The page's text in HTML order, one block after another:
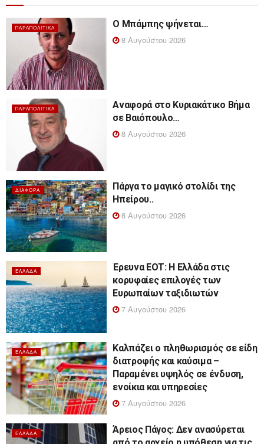
ΠΑΡΑΠΟΛΙΤΙΚΆ
Ο Μπάμπης ψήνεται…
8 Αυγούστου 2026
ΠΑΡΑΠΟΛΙΤΙΚΆ
Αναφορά στο Κυριακάτικο Βήμα
σε Βαιόπουλο…
8 Αυγούστου 2026
ΔΙΆΦΟΡΑ
Πάργα το μαγικό στολίδι της
Ηπείρου..
8 Αυγούστου 2026
ΕΛΛΆΔΑ
Έρευνα ΕΟΤ: Η Ελλάδα στις
κορυφαίες επιλογές των
Ευρωπαίων ταξιδιωτών
7 Αυγούστου 2026
ΕΛΛΆΔΑ
Καλπάζει ο πληθωρισμός σε είδη
διατροφής και καύσιμα –
Παραμένει υψηλός σε ένδυση,
ενοίκια και υπηρεσίες
7 Αυγούστου 2026
ΕΛΛΆΔΑ
Άρειος Πάγος: Δεν ανασύρεται